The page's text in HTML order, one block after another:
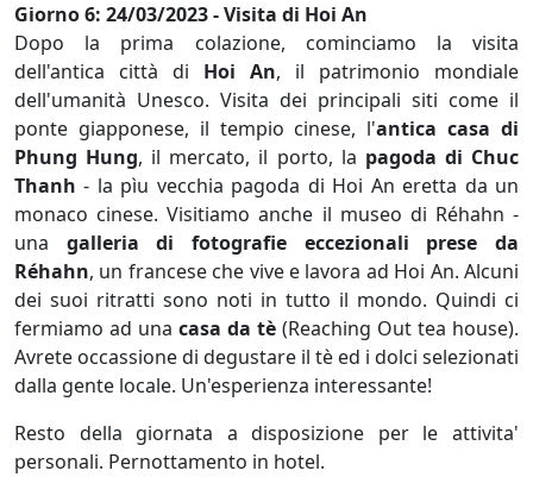
Giorno 6: 24/03/2023 - Visita di Hoi An
Dopo la prima colazione, cominciamo la visita
dell'antica città di Hoi An, il patrimonio mondiale
dell'umanità Unesco. Visita dei principali siti come il
ponte giapponese, il tempio cinese, l'antica casa di
Phung Hung, il mercato, il porto, la pagoda di Chuc
Thanh - la pìu vecchia pagoda di Hoi An eretta da un
monaco cinese. Visitiamo anche il museo di Réhahn -
una galleria di fotografie eccezionali prese da
Réhahn, un francese che vive e lavora ad Hoi An. Alcuni
dei suoi ritratti sono noti in tutto il mondo. Quindi ci
fermiamo ad una casa da tè (Reaching Out tea house).
Avrete occassione di degustare il tè ed i dolci selezionati
dalla gente locale. Un'esperienza interessante!
Resto della giornata a disposizione per le attivita'
personali. Pernottamento in hotel.